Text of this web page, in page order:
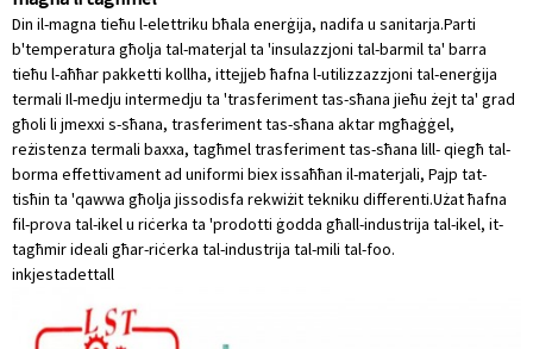
Din il-magna tieħu l-elettriku bħala enerġija, nadifa u sanitarja.Parti
b'temperatura għolja tal-materjal ta 'insulazzjoni tal-barmil ta' barra
tieħu l-aħħar pakketti kollha, ittejjeb ħafna l-utilizzazzjoni tal-enerġija
termali Il-medju intermedju ta 'trasferiment tas-sħana jieħu żejt ta' grad
għoli li jmexxi s-sħana, trasferiment tas-sħana aktar mgħaġġel,
reżistenza termali baxxa, tagħmel trasferiment tas-sħana lill- qiegħ tal-
borma effettivament ad uniformi biex issaħħan il-materjali, Pajp tat-
tisħin ta 'qawwa għolja jissodisfa rekwiżit tekniku differenti.Użat ħafna
fil-prova tal-ikel u riċerka ta 'prodotti ġodda għall-industrija tal-ikel, it-
tagħmir ideali għar-riċerka tal-industrija tal-mili tal-foo.
inkjestadettall